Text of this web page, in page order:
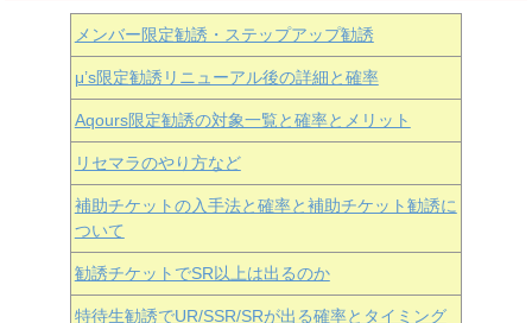
メンバー限定勧誘・ステップアップ勧誘
μ’s限定勧誘リニューアル後の詳細と確率
Aqours限定勧誘の対象一覧と確率とメリット
リセマラのやり方など
補助チケットの入手法と確率と補助チケット勧誘に
ついて
勧誘チケットでSR以上は出るのか
特待生勧誘でUR/SSR/SRが出る確率とタイミング